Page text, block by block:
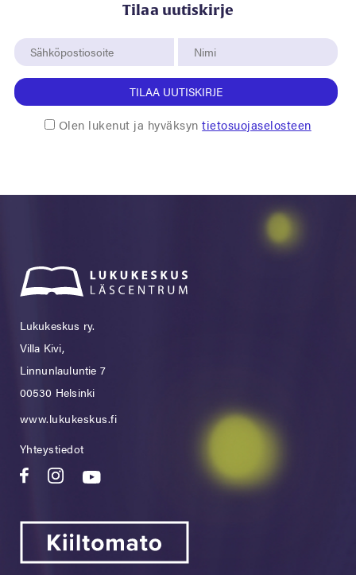
Tilaa uutiskirje
TILAA UUTISKIRJE
Olen lukenut ja hyväksyntietosuojaselosteen
Lukukeskus ry.
Villa Kivi,
Linnunlauluntie 7
00530 Helsinki
www.lukukeskus.fi
Yhteystiedot